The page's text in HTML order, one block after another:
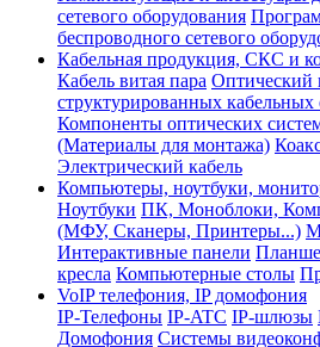
сетевого оборудования
беспроводного сетевого
Кабельная продукция, СКС и
Кабель витая пара Оптический
структурированных
Компоненты оптических
(Материалы для монтажа)
Электрический кабель
Компьютеры, ноутбуки,
Ноутбуки ПК, Моноблоки,
(МФУ, Сканеры, Принтеры...)
Интерактивные панели
кресла Компьютерные столы
VoIP телефония, IP домофония
IP-Телефоны IP-ATC IP-шлюзы
Домофония Системы